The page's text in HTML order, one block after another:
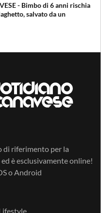
- Bimbo di 6 anni rischia
salvato da un
di riferimento per la
è esclusivamente online!
o Android